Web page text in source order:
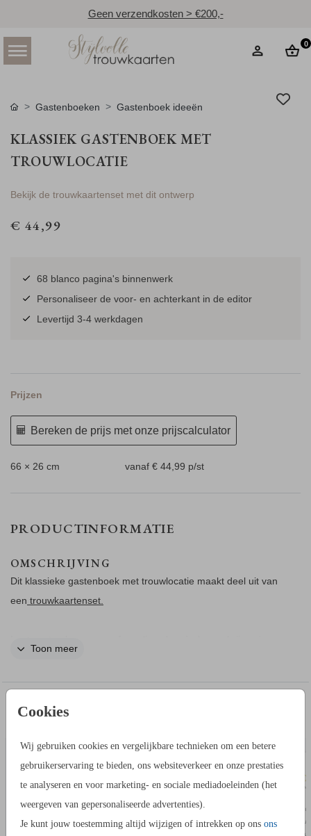
Geen verzendkosten > €200,-
0
Cookies
Wij gebruiken cookies en vergelijkbare technieken om een betere
gebruikerservaring te bieden, ons websiteverkeer en onze prestaties
te analyseren en voor marketing- en sociale mediadoeleinden (het
weergeven van gepersonaliseerde advertenties).
Je kunt jouw toestemming altijd wijzigen of intrekken op ons ons
Gastenboeken Gastenboek ideeën
KLASSIEK GASTENBOEK MET
TROUWLOCATIE
Bekijk de trouwkaartenset met dit ontwerp
€ 44,99
68 blanco pagina's binnenwerk
Personaliseer de voor- en achterkant in de editor
Levertijd 3-4 werkdagen
Prijzen
Bereken de prijs met onze prijscalculator
66 × 26 cm vanaf € 44,99 p/st
PRODUCTINFORMATIE
OMSCHRIJVING
Dit klassieke gastenboek met trouwlocatie maakt deel uit van
een trouwkaartenset.
Toon meer
IN DEZELFDE STIJL KUN JE DIT OOK
BORDJE BIJ GASTENBOEK